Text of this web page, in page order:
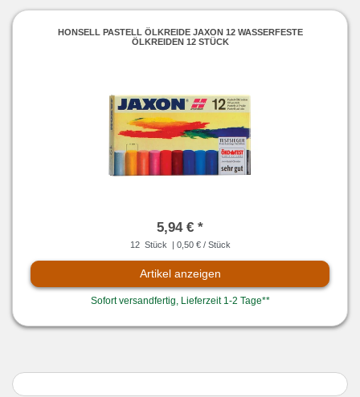
HONSELL PASTELL ÖLKREIDE JAXON 12 WASSERFESTE
ÖLKREIDEN 12 STÜCK
5,94 € *
12 Stück | 0,50 € / Stück
Artikel anzeigen
Sofort versandfertig, Lieferzeit 1-2 Tage**